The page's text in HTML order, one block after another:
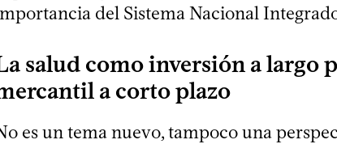
del Sistema Nacional
salud como inversión a largo
a corto plazo
es un tema nuevo, tampoco una